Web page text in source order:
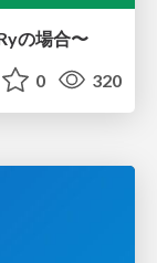
の場合〜
0 320